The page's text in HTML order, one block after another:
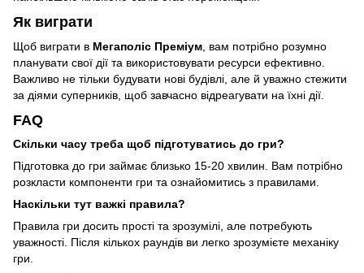
Як виграти
Щоб виграти в Мегаполіс Преміум , вам потрібно розумно
планувати свої дії та використовувати ресурси ефективно.
Важливо не тільки будувати нові будівлі, але й уважно стежити
за діями суперників, щоб завчасно відреагувати на їхні дії.
FAQ
Скільки часу треба щоб підготуватись до гри?
Підготовка до гри займає близько 15-20 хвилин. Вам потрібно
розкласти компоненти гри та ознайомитись з правилами.
Наскільки тут важкі правила?
Правила гри досить прості та зрозумілі, але потребують
уважності. Після кількох раундів ви легко зрозумієте механіку
гри.